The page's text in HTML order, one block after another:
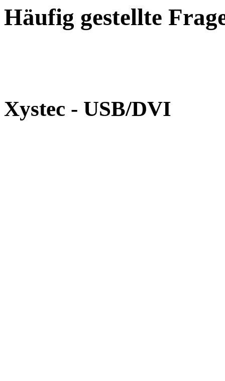
Häufig gestellte
Xystec - USB/DVI